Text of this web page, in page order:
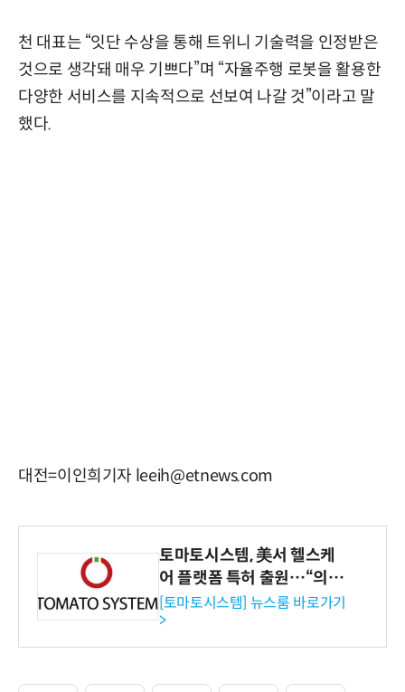
천 대표는 “잇단 수상을 통해 트위니 기술력을 인정받은
것으로 생각돼 매우 기쁘다”며 “자율주행 로봇을 활용한
다양한 서비스를 지속적으로 선보여 나갈 것”이라고 말
했다.
대전=이인희기자 leeih@etnews.com
토마토시스템, 美서 헬스케
어 플랫폼 특허 출원…“의료
기관·보험사 공략”
[토마토시스템] 뉴스룸 바로가기
>